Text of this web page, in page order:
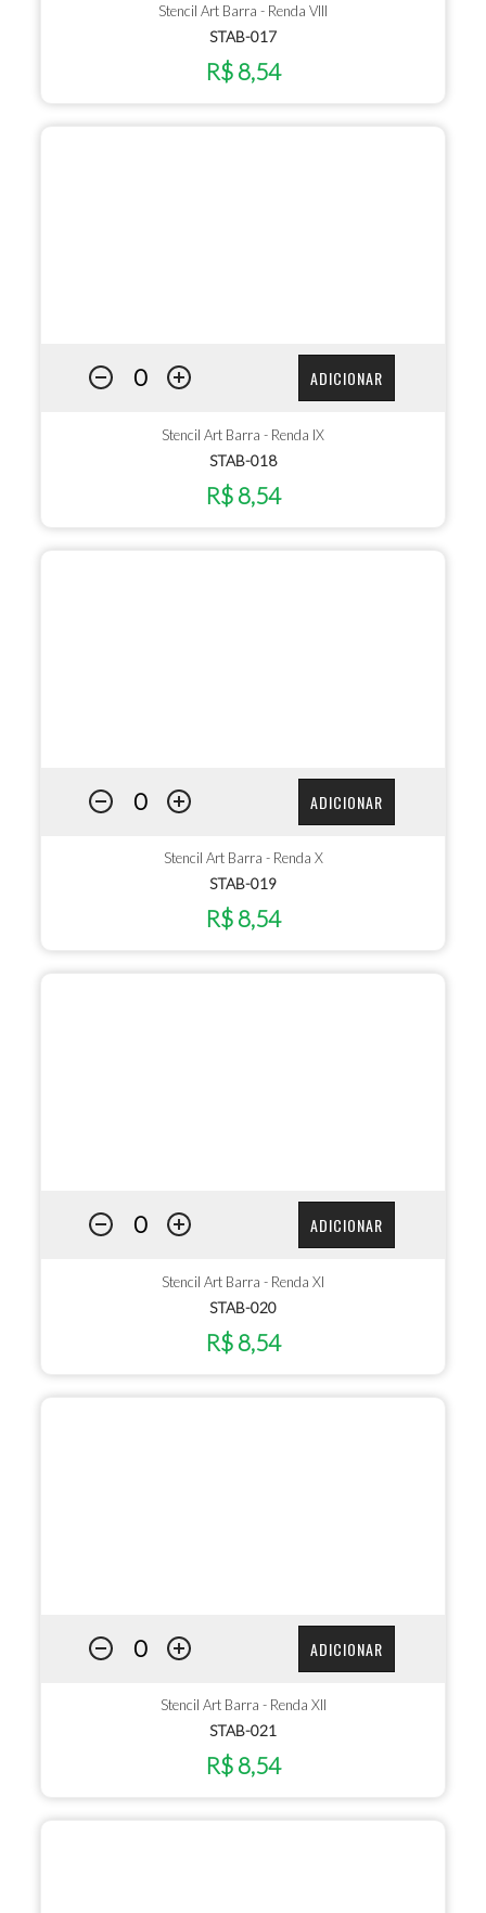
Stencil Art Barra - Renda VIII
STAB-017
R$ 8,54
ADICIONAR
Stencil Art Barra - Renda IX
STAB-018
R$ 8,54
ADICIONAR
Stencil Art Barra - Renda X
STAB-019
R$ 8,54
ADICIONAR
Stencil Art Barra - Renda XI
STAB-020
R$ 8,54
ADICIONAR
Stencil Art Barra - Renda XII
STAB-021
R$ 8,54